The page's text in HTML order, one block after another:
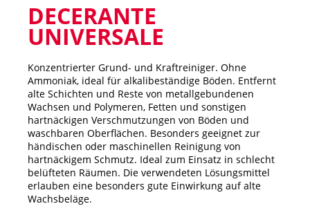
DECERANTE
UNIVERSALE
Konzentrierter Grund- und Kraftreiniger. Ohne
Ammoniak, ideal für alkalibeständige Böden. Entfernt
alte Schichten und Reste von metallgebundenen
Wachsen und Polymeren, Fetten und sonstigen
hartnäckigen Verschmutzungen von Böden und
waschbaren Oberflächen. Besonders geeignet zur
händischen oder maschinellen Reinigung von
hartnäckigem Schmutz. Ideal zum Einsatz in schlecht
belüfteten Räumen. Die verwendeten Lösungsmittel
erlauben eine besonders gute Einwirkung auf alte
Wachsbeläge.